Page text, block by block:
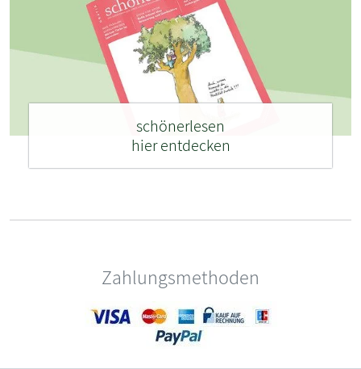
schönerlesen
hier entdecken
Zahlungsmethoden